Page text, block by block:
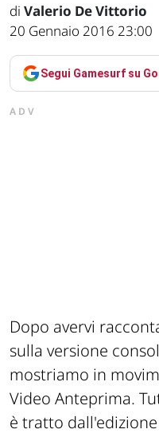
di Valerio De Vittorio
20 Gennaio 2016 23:00
Segui Gamesurf su
ADV
Dopo avervi
sulla versione
mostriamo in
Video Anteprima.
è tratto